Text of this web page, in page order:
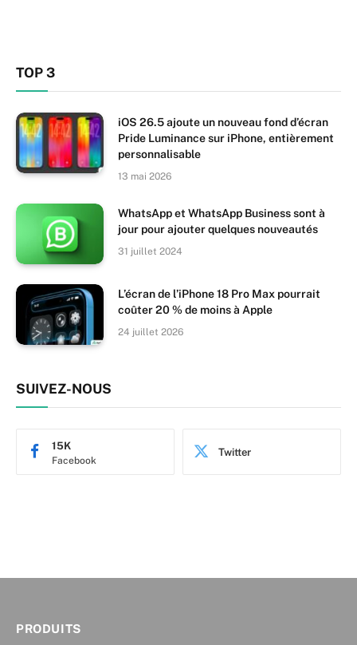
TOP 3
iOS 26.5 ajoute un nouveau fond d’écran
Pride Luminance sur iPhone, entièrement
personnalisable
13 mai 2026
WhatsApp et WhatsApp Business sont à
jour pour ajouter quelques nouveautés
31 juillet 2024
L’écran de l’iPhone 18 Pro Max pourrait
coûter 20 % de moins à Apple
24 juillet 2026
SUIVEZ-NOUS
Facebook
15K Twitter
PRODUITS